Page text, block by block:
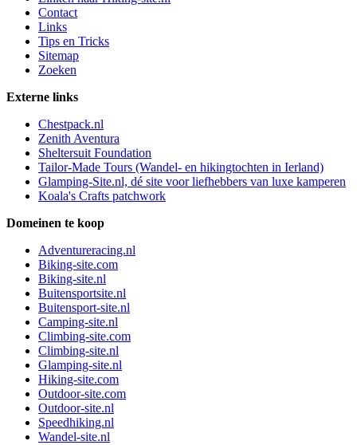
Contact
Links
Tips en Tricks
Sitemap
Zoeken
Externe links
Chestpack.nl
Zenith Aventura
Sheltersuit Foundation
Tailor-Made Tours (Wandel- en hikingtochten in Ierland)
Glamping-Site.nl, dé site voor liefhebbers van luxe kamperen
Koala's Crafts patchwork
Domeinen te koop
Adventureracing.nl
Biking-site.com
Biking-site.nl
Buitensportsite.nl
Buitensport-site.nl
Camping-site.nl
Climbing-site.com
Climbing-site.nl
Glamping-site.nl
Hiking-site.com
Outdoor-site.com
Outdoor-site.nl
Speedhiking.nl
Wandel-site.nl